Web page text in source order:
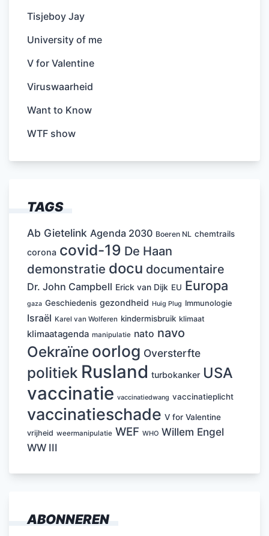
Tisjeboy Jay
University of me
V for Valentine
Viruswaarheid
Want to Know
WTF show
TAGS
Ab Gietelink Agenda 2030 Boeren NL chemtrails
corona covid-19 De Haan
demonstratie docu documentaire
Dr. John Campbell Erick van Dijk EU Europa
gaza Geschiedenis gezondheid Huig Plug Immunologie
Israël Karel van Wolferen kindermisbruik klimaat
klimaatagenda manipulatie nato navo
Oekraïne oorlog Oversterfte
politiek Rusland turbokanker USA
vaccinatie vaccinatiedwang vaccinatieplicht
vaccinatieschade V for Valentine
vrijheid weermanipulatie WEF WHO Willem Engel
WW III
ABONNEREN